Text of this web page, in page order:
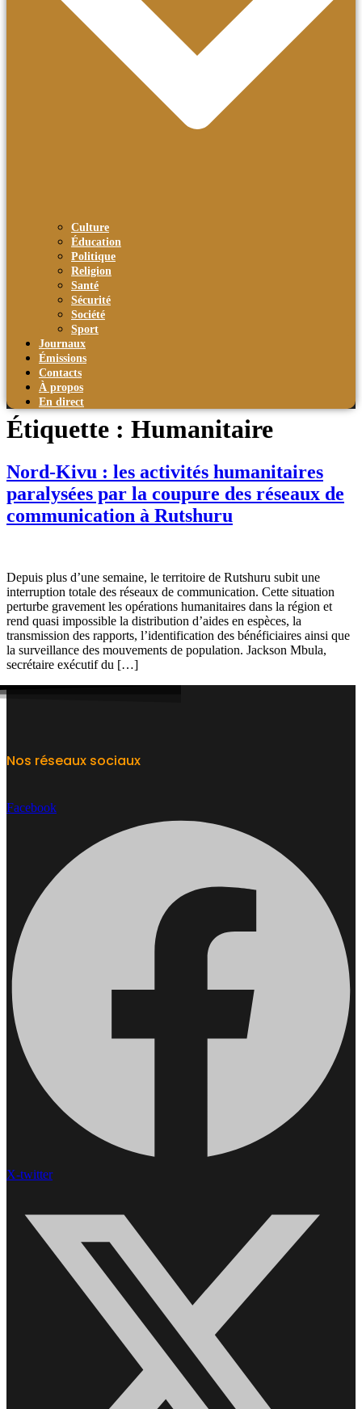
Culture
Éducation
Politique
Religion
Santé
Sécurité
Société
Sport
Journaux
Émissions
Contacts
À propos
En direct
Étiquette : Humanitaire
Nord-Kivu : les activités humanitaires
paralysées par la coupure des réseaux de
communication à Rutshuru
Depuis plus d’une semaine, le territoire de Rutshuru subit une
interruption totale des réseaux de communication. Cette situation
perturbe gravement les opérations humanitaires dans la région et
rend quasi impossible la distribution d’aides en espèces, la
transmission des rapports, l’identification des bénéficiaires ainsi que
la surveillance des mouvements de population. Jackson Mbula,
secrétaire exécutif du […]
Nos réseaux sociaux
Facebook
X-twitter